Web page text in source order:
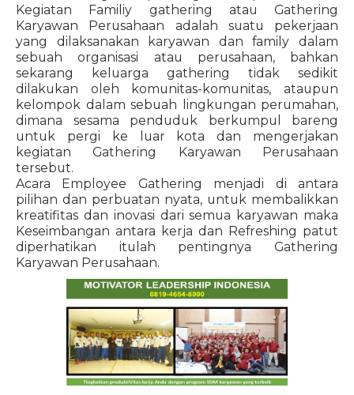
Kegiatan Familiy gathering atau Gathering
Karyawan Perusahaan adalah suatu pekerjaan
yang dilaksanakan karyawan dan family dalam
sebuah organisasi atau perusahaan, bahkan
sekarang keluarga gathering tidak sedikit
dilakukan oleh komunitas-komunitas, ataupun
kelompok dalam sebuah lingkungan perumahan,
dimana sesama penduduk berkumpul bareng
untuk pergi ke luar kota dan mengerjakan
kegiatan Gathering Karyawan Perusahaan
tersebut.
Acara Employee Gathering menjadi di antara
pilihan dan perbuatan nyata, untuk membalikkan
kreatifitas dan inovasi dari semua karyawan maka
Keseimbangan antara kerja dan Refreshing patut
diperhatikan itulah pentingnya Gathering
Karyawan Perusahaan.